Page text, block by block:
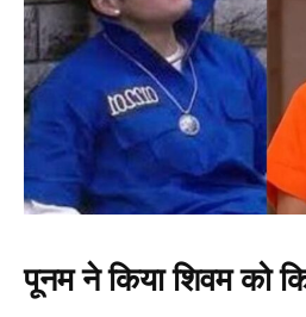
पूनम ने किया शिवम को